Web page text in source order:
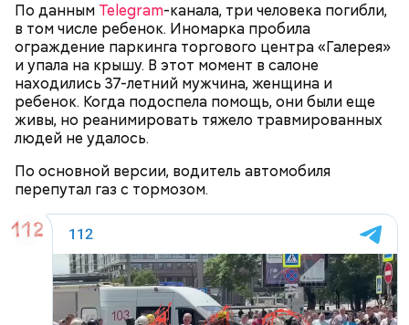
По данным Telegram-канала, три человека погибли,
в том числе ребенок. Иномарка пробила
ограждение паркинга торгового центра «Галерея»
и упала на крышу. В этот момент в салоне
находились 37-летний мужчина, женщина и
ребенок. Когда подоспела помощь, они были еще
живы, но реанимировать тяжело травмированных
людей не удалось.
По основной версии, водитель автомобиля
перепутал газ с тормозом.
Примечательно, что летом 2023 года на Мутаева
уже нападали возле Школы единоборств. Тогда
неизвестный несколько раз выстрелил в
спортсмена из травматического пистолета, а боец
открыл огоньв ответ.
Долгое время образ положительной матери не
вызывал вопросов ни у кого. Все изменила
госпитализация семилетнего пасынка женщины.